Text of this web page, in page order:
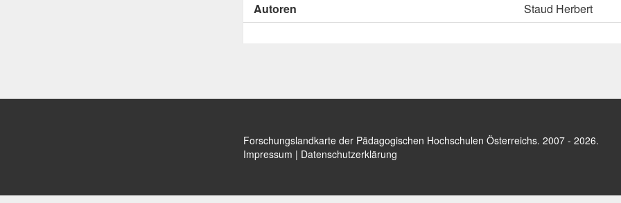
Autoren
Staud Herbert
Forschungslandkarte der Pädagogischen Hochschulen Österreichs. 2007 - 2026.
Impressum | Datenschutzerklärung